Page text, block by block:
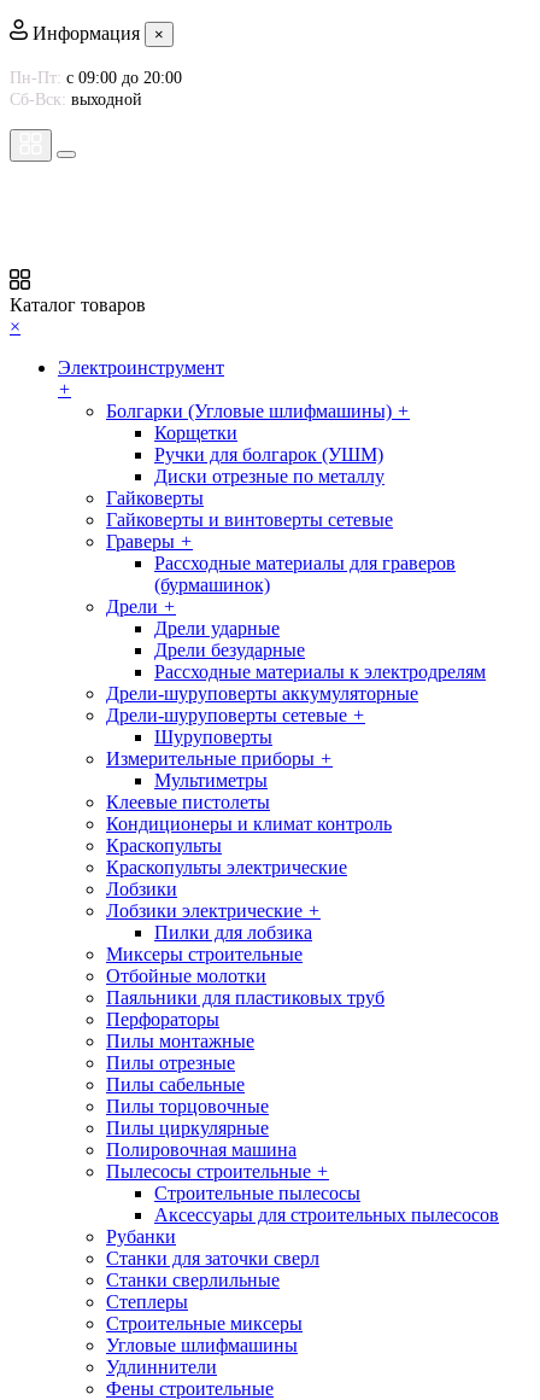
Информация ×
Пн-Пт: с 09:00 до 20:00
Сб-Вск: выходной
Каталог товаров
×
Электроинструмент
+
Болгарки (Угловые шлифмашины) +
Корщетки
Ручки для болгарок (УШМ)
Диски отрезные по металлу
Гайковерты
Гайковерты и винтоверты сетевые
Граверы +
Рассходные материалы для граверов
(бурмашинок)
Дрели +
Дрели ударные
Дрели безударные
Рассходные материалы к электродрелям
Дрели-шуруповерты аккумуляторные
Дрели-шуруповерты сетевые +
Шуруповерты
Измерительные приборы +
Мультиметры
Клеевые пистолеты
Кондиционеры и климат контроль
Краскопульты
Краскопульты электрические
Лобзики
Лобзики электрические +
Пилки для лобзика
Миксеры строительные
Отбойные молотки
Паяльники для пластиковых труб
Перфораторы
Пилы монтажные
Пилы отрезные
Пилы сабельные
Пилы торцовочные
Пилы циркулярные
Полировочная машина
Пылесосы строительные +
Строительные пылесосы
Аксессуары для строительных пылесосов
Рубанки
Станки для заточки сверл
Станки сверлильные
Степлеры
Строительные миксеры
Угловые шлифмашины
Удлиннители
Фены строительные